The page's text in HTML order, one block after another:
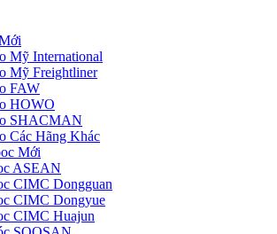
Mỹ International
Mỹ Freightliner
FAW
HOWO
SHACMAN
Các Hãng Khác
Mới
ASEAN
CIMC Dongguan
CIMC Dongyue
CIMC Huajun